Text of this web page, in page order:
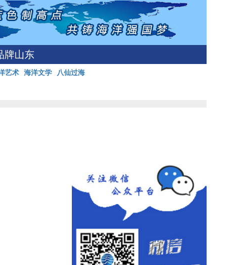
牌山东
艺术 海洋文学 八仙过海